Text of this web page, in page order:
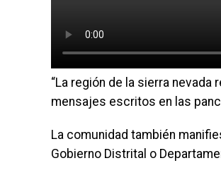
“La región de la sierra
mensajes escritos en las
La comunidad también
Gobierno Distrital o